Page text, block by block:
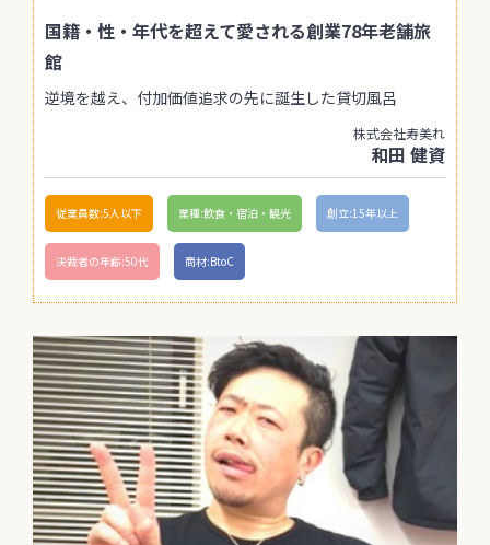
国籍・性・年代を超えて愛される創業78年老舗旅
館
逆境を越え、付加価値追求の先に誕生した貸切風呂
株式会社寿美れ
和田 健資
従業員数:5人以下 業種:飲食・宿泊・観光 創立:15年以上
決裁者の年齢:50代 商材:BtoC